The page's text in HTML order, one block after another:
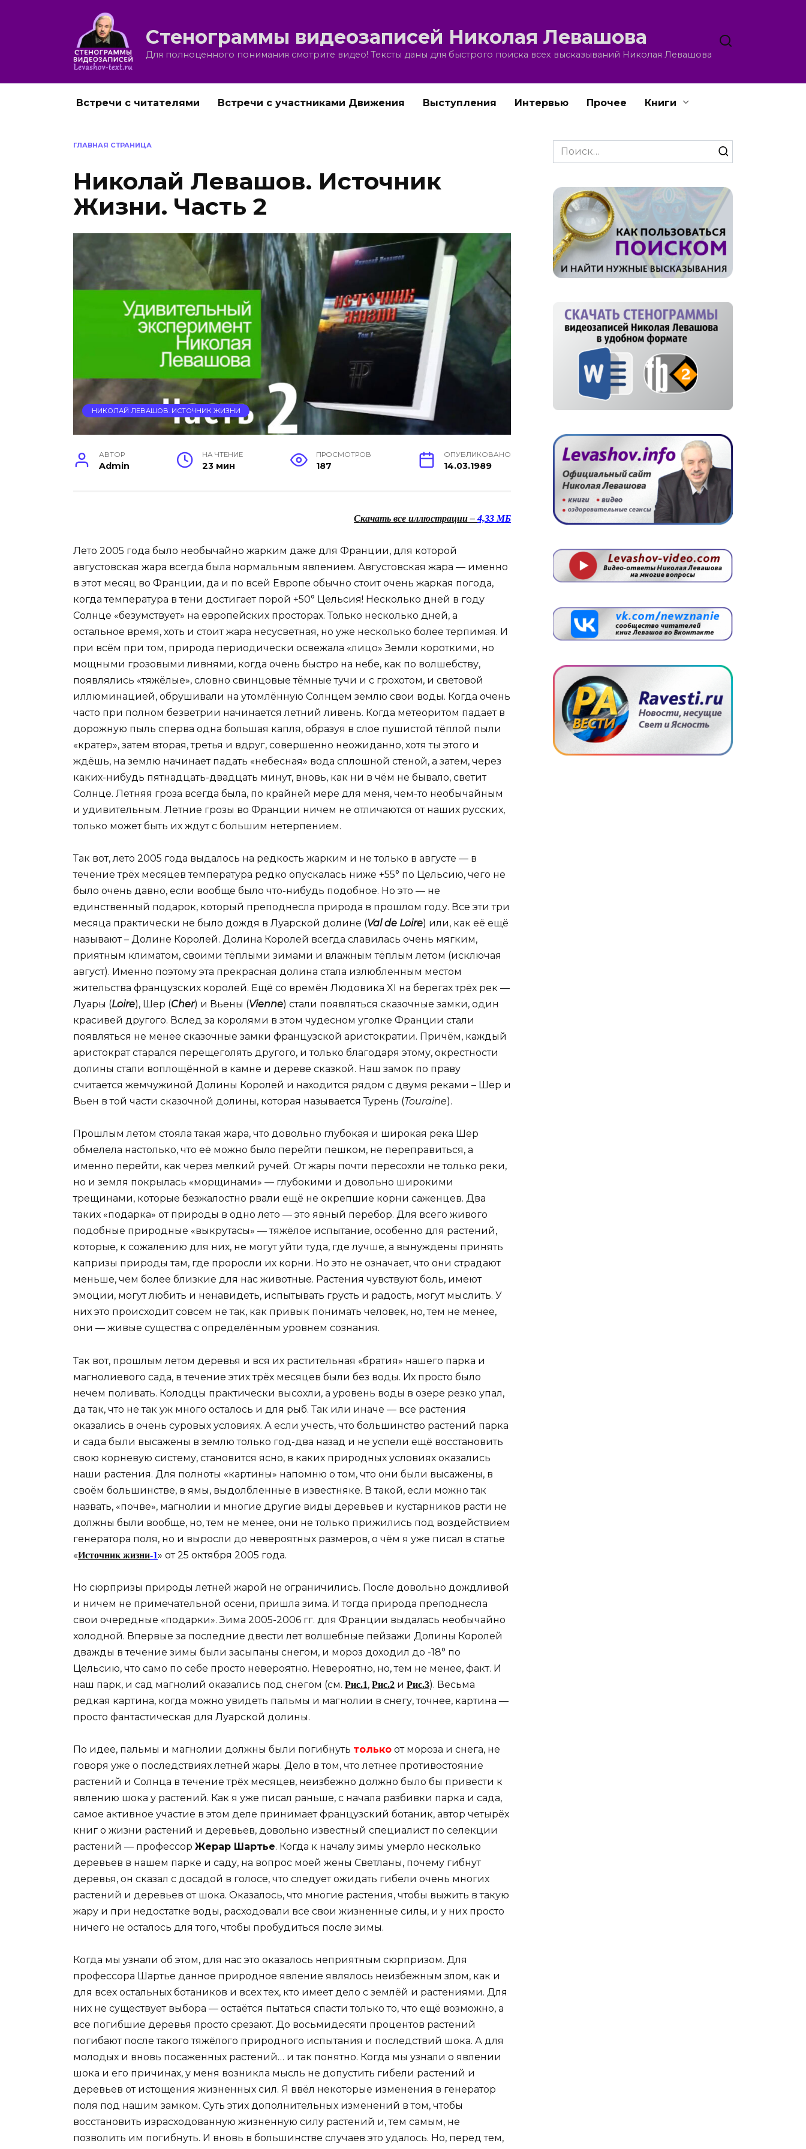
Стенограммы видеозаписей Николая Левашова
Для полноценного понимания смотрите видео! Тексты даны для быстрого поиска всех высказываний Николая Левашова
Встречи с читателями Встречи с участниками Движения Выступления Интервью Прочее Книги
ГЛАВНАЯ СТРАНИЦА
Николай Левашов. Источник
Жизни. Часть 2
НИКОЛАЙ ЛЕВАШОВ. ИСТОЧНИК ЖИЗНИ
АВТОР
Admin
НА ЧТЕНИЕ
23 мин
ПРОСМОТРОВ
187
ОПУБЛИКОВАНО
14.03.1989
Скачать все иллюстрации –4,33 МБ
Лето 2005 года было необычайно жарким даже для Франции, для которой
августовская жара всегда была нормальным явлением. Августовская жара — именно
в этот месяц во Франции, да и по всей Европе обычно стоит очень жаркая погода,
когда температура в тени достигает порой +50° Цельсия! Несколько дней в году
Солнце «безумствует» на европейских просторах. Только несколько дней, а
остальное время, хоть и стоит жара несусветная, но уже несколько более терпимая. И
при всём при том, природа периодически освежала «лицо» Земли короткими, но
мощными грозовыми ливнями, когда очень быстро на небе, как по волшебству,
появлялись «тяжёлые», словно свинцовые тёмные тучи и с грохотом, и световой
иллюминацией, обрушивали на утомлённую Солнцем землю свои воды. Когда очень
часто при полном безветрии начинается летний ливень. Когда метеоритом падает в
дорожную пыль сперва одна большая капля, образуя в слое пушистой тёплой пыли
«кратер», затем вторая, третья и вдруг, совершенно неожиданно, хотя ты этого и
ждёшь, на землю начинает падать «небесная» вода сплошной стеной, а затем, через
каких-нибудь пятнадцать-двадцать минут, вновь, как ни в чём не бывало, светит
Солнце. Летняя гроза всегда была, по крайней мере для меня, чем-то необычайным
и удивительным. Летние грозы во Франции ничем не отличаются от наших русских,
только может быть их ждут с большим нетерпением.
Так вот, лето 2005 года выдалось на редкость жарким и не только в августе — в
течение трёх месяцев температура редко опускалась ниже +55° по Цельсию, чего не
было очень давно, если вообще было что-нибудь подобное. Но это — не
единственный подарок, который преподнесла природа в прошлом году. Все эти три
месяца практически не было дождя в Луарской долине (Val de Loire) или, как её ещё
называют – Долине Королей. Долина Королей всегда славилась очень мягким,
приятным климатом, своими тёплыми зимами и влажным тёплым летом (исключая
август). Именно поэтому эта прекрасная долина стала излюбленным местом
жительства французских королей. Ещё со времён Людовика XI на берегах трёх рек —
Луары (Loire), Шер (Cher) и Вьены (Vienne) стали появляться сказочные замки, один
красивей другого. Вслед за королями в этом чудесном уголке Франции стали
появляться не менее сказочные замки французской аристократии. Причём, каждый
аристократ старался перещеголять другого, и только благодаря этому, окрестности
долины стали воплощённой в камне и дереве сказкой. Наш замок по праву
считается жемчужиной Долины Королей и находится рядом с двумя реками – Шер и
Вьен в той части сказочной долины, которая называется Турень (Touraine).
Прошлым летом стояла такая жара, что довольно глубокая и широкая река Шер
обмелела настолько, что её можно было перейти пешком, не переправиться, а
именно перейти, как через мелкий ручей. От жары почти пересохли не только реки,
но и земля покрылась «морщинами» — глубокими и довольно широкими
трещинами, которые безжалостно рвали ещё не окрепшие корни саженцев. Два
таких «подарка» от природы в одно лето — это явный перебор. Для всего живого
подобные природные «выкрутасы» — тяжёлое испытание, особенно для растений,
которые, к сожалению для них, не могут уйти туда, где лучше, а вынуждены принять
капризы природы там, где проросли их корни. Но это не означает, что они страдают
меньше, чем более близкие для нас животные. Растения чувствуют боль, имеют
эмоции, могут любить и ненавидеть, испытывать грусть и радость, могут мыслить. У
них это происходит совсем не так, как привык понимать человек, но, тем не менее,
они — живые существа с определённым уровнем сознания.
Так вот, прошлым летом деревья и вся их растительная «братия» нашего парка и
магнолиевого сада, в течение этих трёх месяцев были без воды. Их просто было
нечем поливать. Колодцы практически высохли, а уровень воды в озере резко упал,
да так, что не так уж много осталось и для рыб. Так или иначе — все растения
оказались в очень суровых условиях. А если учесть, что большинство растений парка
и сада были высажены в землю только год-два назад и не успели ещё восстановить
свою корневую систему, становится ясно, в каких природных условиях оказались
наши растения. Для полноты «картины» напомню о том, что они были высажены, в
своём большинстве, в ямы, выдолбленные в известняке. В такой, если можно так
назвать, «почве», магнолии и многие другие виды деревьев и кустарников расти не
должны были вообще, но, тем не менее, они не только прижились под воздействием
генератора поля, но и выросли до невероятных размеров, о чём я уже писал в статье
«Источник жизни-1» от 25 октября 2005 года.
Но сюрпризы природы летней жарой не ограничились. После довольно дождливой
и ничем не примечательной осени, пришла зима. И тогда природа преподнесла
свои очередные «подарки». Зима 2005-2006 гг. для Франции выдалась необычайно
холодной. Впервые за последние двести лет волшебные пейзажи Долины Королей
дважды в течение зимы были засыпаны снегом, и мороз доходил до -18° по
Цельсию, что само по себе просто невероятно. Невероятно, но, тем не менее, факт. И
наш парк, и сад магнолий оказались под снегом (см. Рис.1, Рис.2 и Рис.3). Весьма
редкая картина, когда можно увидеть пальмы и магнолии в снегу, точнее, картина —
просто фантастическая для Луарской долины.
По идее, пальмы и магнолии должны были погибнуть только от мороза и снега, не
говоря уже о последствиях летней жары. Дело в том, что летнее противостояние
растений и Солнца в течение трёх месяцев, неизбежно должно было бы привести к
явлению шока у растений. Как я уже писал раньше, с начала разбивки парка и сада,
самое активное участие в этом деле принимает французский ботаник, автор четырёх
книг о жизни растений и деревьев, довольно известный специалист по селекции
растений — профессор Жерар Шартье. Когда к началу зимы умерло несколько
деревьев в нашем парке и саду, на вопрос моей жены Светланы, почему гибнут
деревья, он сказал с досадой в голосе, что следует ожидать гибели очень многих
растений и деревьев от шока. Оказалось, что многие растения, чтобы выжить в такую
жару и при недостатке воды, расходовали все свои жизненные силы, и у них просто
ничего не осталось для того, чтобы пробудиться после зимы.
Когда мы узнали об этом, для нас это оказалось неприятным сюрпризом. Для
профессора Шартье данное природное явление являлось неизбежным злом, как и
для всех остальных ботаников и всех тех, кто имеет дело с землёй и растениями. Для
них не существует выбора — остаётся пытаться спасти только то, что ещё возможно, а
все погибшие деревья просто срезают. До восьмидесяти процентов растений
погибают после такого тяжёлого природного испытания и последствий шока. А для
молодых и вновь посаженных растений… и так понятно. Когда мы узнали о явлении
шока и его причинах, у меня возникла мысль не допустить гибели растений и
деревьев от истощения жизненных сил. Я ввёл некоторые изменения в генератор
поля под нашим замком. Суть этих дополнительных изменений в том, чтобы
восстановить израсходованную жизненную силу растений и, тем самым, не
позволить им погибнуть. И вновь в большинстве случаев это удалось. Но, перед тем,
Search
for: